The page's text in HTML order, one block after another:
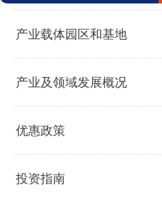
产业载体园区和基地
产业及领域发展概况
优惠政策
投资指南